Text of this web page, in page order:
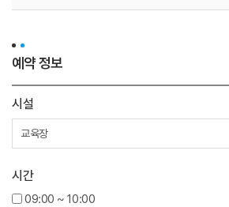
예약 정보
시설
시간
09:00 ~ 10:00